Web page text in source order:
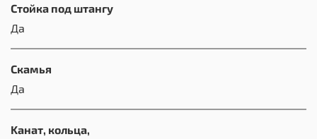
Стойка под штангу
Да
Скамья
Да
Kанат, кольца,